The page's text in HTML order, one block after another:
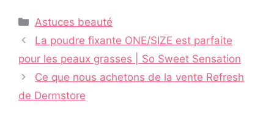
Catégories
Astuces beauté
Navigation
des
articles
La poudre fixante ONE/SIZE est parfaite
pour les peaux grasses | So Sweet Sensation
Ce que nous achetons de la vente Refresh
de Dermstore